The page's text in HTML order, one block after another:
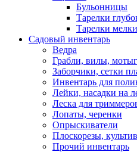
Бульонницы
Тарелки
Тарелки
Садовый инвентарь
Ведра
Грабли, вилы,
Заборчики, сетки
Инвентарь для
Лейки, насадки на
Леска для
Лопаты, черенки
Опрыскиватели
Плоскорезы,
Прочий инвентарь